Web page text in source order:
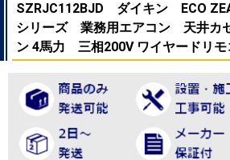
SZRJC112BJD ダイキン ECO
シリーズ 業務用エアコン 天井カ
ン 4馬力 三相200V ワイヤードリ